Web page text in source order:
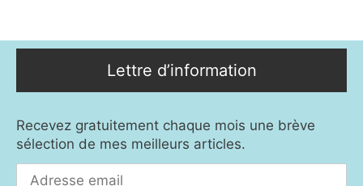
Lettre d’information
Recevez gratuitement chaque mois une brève
sélection de mes meilleurs articles.